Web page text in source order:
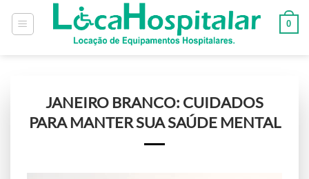
0
JANEIRO BRANCO: CUIDADOS
PARA MANTER SUA SAÚDE MENTAL